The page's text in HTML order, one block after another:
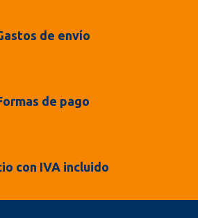
de envío
de pago
con IVA incluido